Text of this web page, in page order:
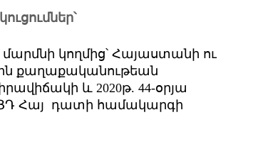
կողմից՝ Հայաստանի ու
քաղաքականութեան
և 2020թ. 44-օրյա
Հայ դատի համակարգի